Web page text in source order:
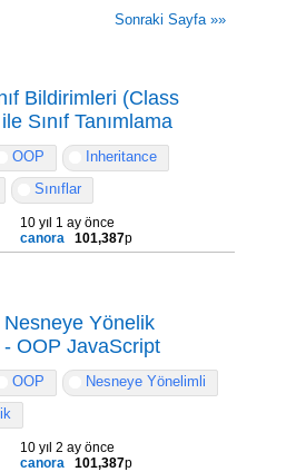
Sonraki Sayfa »»
Bildirimleri (Class
Sınıf Tanımlama
OOP
Inheritance
Sınıflar
10 yıl 1 ay önce
canora
101,387p
Yönelik
OOP JavaScript
OOP
Nesneye Yönelimli
10 yıl 2 ay önce
canora
101,387p